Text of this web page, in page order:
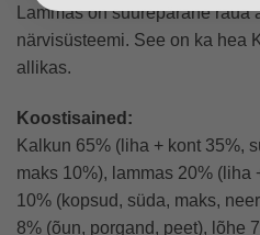
Lammas on suurepärane raua
närvisüsteemi. See on ka hea
allikas.
Koostisained:
Kalkun 65% (liha + kont 35%,
maks 10%), lammas 20% (liha
10% (kopsud, süda, maks,
8% (õun, porgand, peet), lõhe